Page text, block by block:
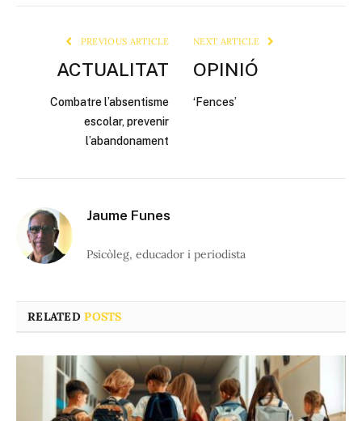
PREVIOUS ARTICLE
ACTUALITAT
Combatre l’absentisme
escolar, prevenir
l’abandonament
NEXT ARTICLE
OPINIÓ
‘Fences’
Jaume Funes
Psicòleg, educador i periodista
RELATEDPOSTS